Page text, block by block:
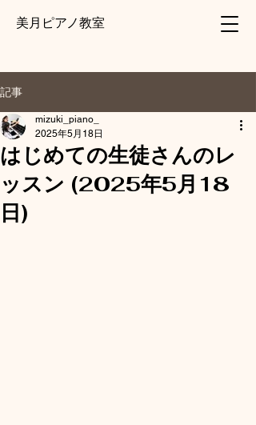
美月ピアノ教室
記事
はじめての生徒さんのレ
ッスン (2025年5月18
日)
mizuki_piano_
2025年5月18日